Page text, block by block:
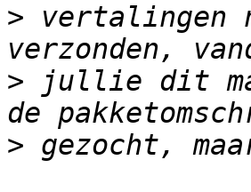
> vertalingen
> jullie dit
>